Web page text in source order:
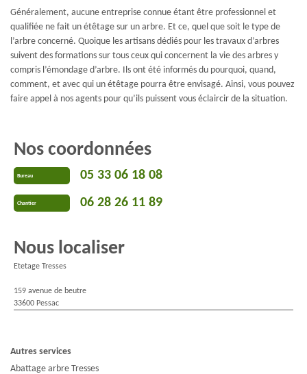
Généralement, aucune entreprise connue étant être professionnel et
qualifiée ne fait un étêtage sur un arbre. Et ce, quel que soit le type de
l’arbre concerné. Quoique les artisans dédiés pour les travaux d’arbres
suivent des formations sur tous ceux qui concernent la vie des arbres y
compris l’émondage d’arbre. Ils ont été informés du pourquoi, quand,
comment, et avec qui un étêtage pourra être envisagé. Ainsi, vous pouvez
faire appel à nos agents pour qu’ils puissent vous éclaircir de la situation.
Nos coordonnées
Bureau 05 33 06 18 08
Chantier 06 28 26 11 89
Nous localiser
Etetage Tresses
159 avenue de beutre
33600 Pessac
Autres services
Abattage arbre Tresses